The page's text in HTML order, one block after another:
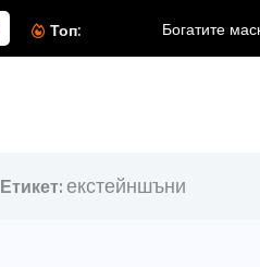
Топ: Богатите
Етикет: екстейншъни